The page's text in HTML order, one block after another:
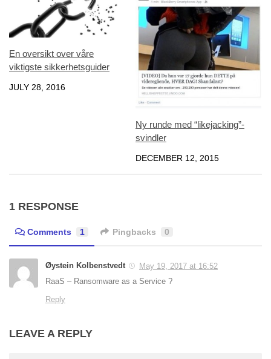
En oversikt over våre
viktigste sikkerhetsguider
JULY 28, 2016
Ny runde med “likejacking”-
svindler
DECEMBER 12, 2015
1 RESPONSE
Comments 1 Pingbacks 0
Øystein Kolbenstvedt
May 19, 2017 at 16:52
RaaS – Ransomware as a Service ?
Reply
LEAVE A REPLY